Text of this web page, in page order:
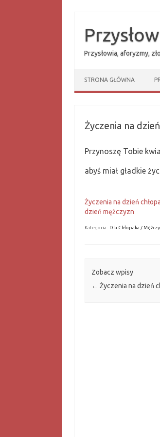
treści
Przysłowia, aforyzmy,
STRONA GŁÓWNA
Życzenia na
Przynoszę Tobie
abyś miał gładkie
Życzenia na dzień
dzień mężczyzn
Kategoria: Dla Chłopaka /
Zobacz wpisy
← Życzenia na dzień